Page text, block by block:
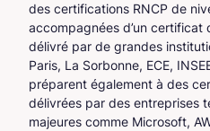
des certifications RNCP de
accompagnées d’un certificat
délivré par de grandes
Paris, La Sorbonne, ECE,
préparent également à des
délivrées par des entreprises
majeures comme Microsoft,